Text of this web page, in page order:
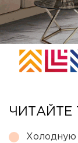
ЧИТАЙТЕ
Холодную